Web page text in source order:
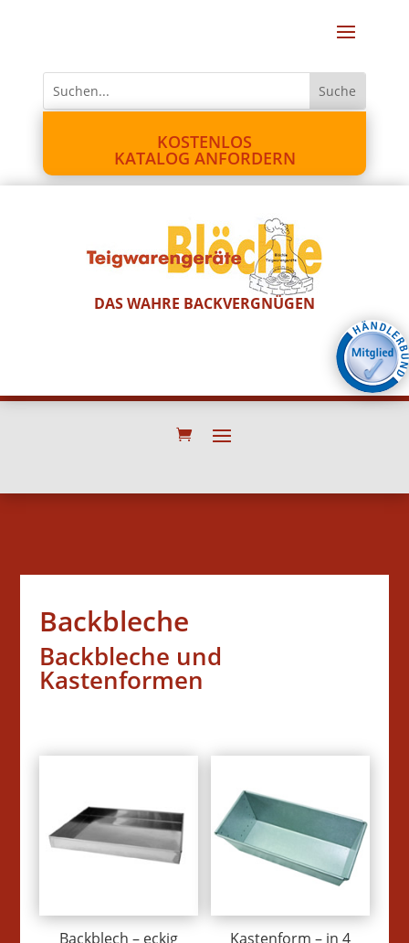
KOSTENLOS
KATALOG ANFORDERN
DAS WAHRE BACKVERGNÜGEN
Backbleche
Backbleche und
Kastenformen
Backblech – eckig Kastenform – in 4